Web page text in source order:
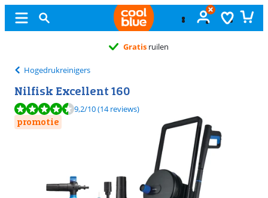
Gratis ruilen
Hogedrukreinigers
Nilfisk Excellent 160
Beoordeling is 9,2 van de 10, gebaseerd op 14 reviews.
9,2/10(14 reviews)
promotie